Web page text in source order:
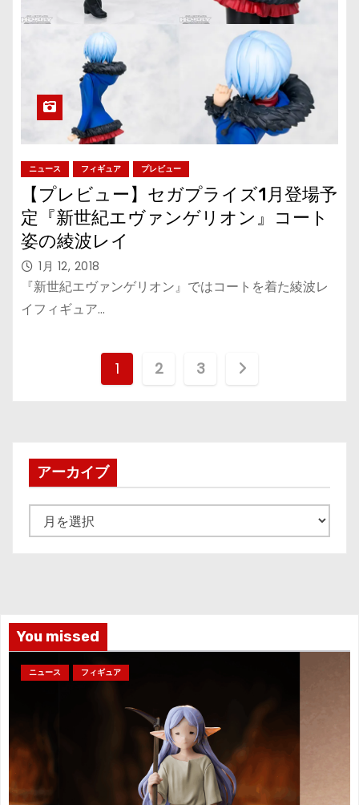
ニュース フィギュア プレビュー
【プレビュー】セガプライズ1月登場予
定『新世紀エヴァンゲリオン』コート
姿の綾波レイ
1月 12, 2018
『新世紀エヴァンゲリオン』ではコートを着た綾波レ
イフィギュア…
投
ペ
ー
ジ
1 2 3
アーカイブ
ー
You missed
ニュース フィギュア